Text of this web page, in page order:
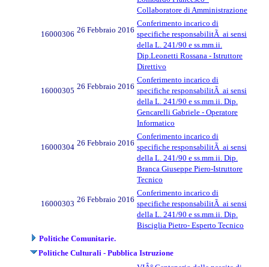
Collaboratore di Amministrazione
16000306 26 Febbraio 2016
Conferimento incarico di
specifiche responsabilitÃ ai sensi
della L. 241/90 e ss.mm.ii.
Dip.Leonetti Rossana - Istruttore
Direttivo
16000305 26 Febbraio 2016
Conferimento incarico di
specifiche responsabilitÃ ai sensi
della L. 241/90 e ss.mm.ii. Dip.
Gencarelli Gabriele - Operatore
Informatico
16000304 26 Febbraio 2016
Conferimento incarico di
specifiche responsabilitÃ ai sensi
della L. 241/90 e ss.mm.ii. Dip.
Branca Giuseppe Piero-Istruttore
Tecnico
16000303 26 Febbraio 2016
Conferimento incarico di
specifiche responsabilitÃ ai sensi
della L. 241/90 e ss.mm.ii. Dip.
Bisciglia Pietro- Esperto Tecnico
Politiche Comunitarie.
Politiche Culturali - Pubblica Istruzione